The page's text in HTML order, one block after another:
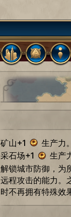
矿山+1
生产力
采石场+1
生产
解锁城市防御，为
远程攻击的能力。
时不再拥有特殊效